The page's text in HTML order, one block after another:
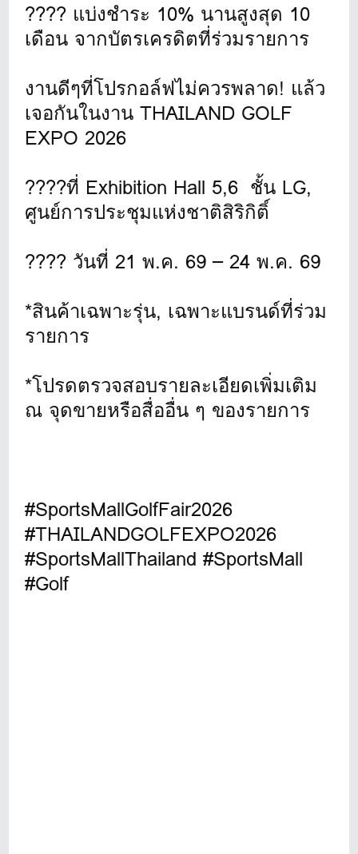
???? แบ่งชำระ 10% นานสูงสุด 10
เดือน จากบัตรเครดิตที่ร่วมรายการ
งานดีๆที่โปรกอล์ฟไม่ควรพลาด! แล้ว
เจอกันในงาน THAILAND GOLF
EXPO 2026
????ที่ Exhibition Hall 5,6 ชั้น LG,
ศูนย์การประชุมแห่งชาติสิริกิติ์
???? วันที่ 21 พ.ค. 69 – 24 พ.ค. 69
*สินค้าเฉพาะรุ่น, เฉพาะแบรนด์ที่ร่วม
รายการ
*โปรดตรวจสอบรายละเอียดเพิ่มเติม
ณ จุดขายหรือสื่ออื่น ๆ ของรายการ
#SportsMallGolfFair2026
#THAILANDGOLFEXPO2026
#SportsMallThailand #SportsMall
#Golf